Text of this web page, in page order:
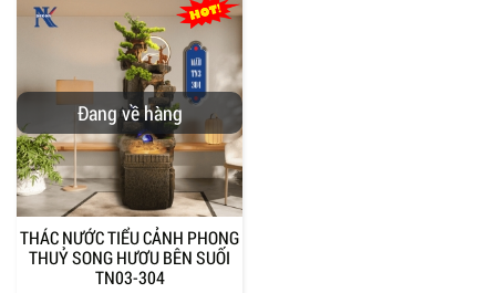
Đang về hàng
THÁC NƯỚC TIỂU CẢNH PHONG
THUỶ SONG HƯƠU BÊN SUỐI
TN03-304